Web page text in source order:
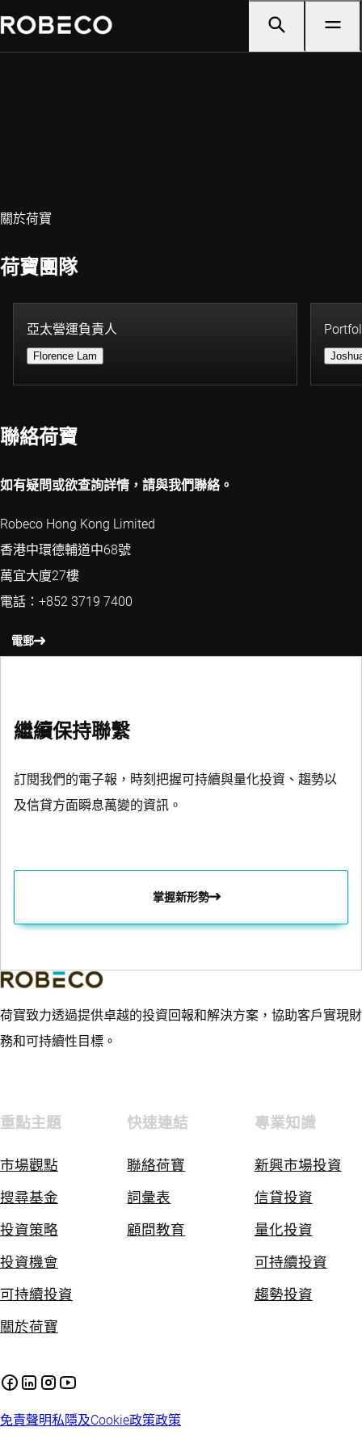
關於荷寶
荷寶團隊
亞太營運負責人
Florence Lam
聯絡荷寶
如有疑問或欲查詢詳情，請與我們聯絡。
Robeco Hong Kong Limited
香港中環德輔道中68號
萬宜大廈27樓
電話：+852 3719 7400
電郵
繼續保持聯繫
訂閱我們的電子報，時刻把握可持續與量化投資、趨勢以
及信貸方面瞬息萬變的資訊。
掌握新形勢
荷寶致力透過提供卓越的投資回報和解決方案，協助客戶實現財
務和可持續性目標。
重點主題
市場觀點
搜尋基金
投資策略
投資機會
可持續投資
關於荷寶
快速連結
聯絡荷寶
詞彙表
顧問教育
專業知識
新興市場投資
信貸投資
量化投資
可持續投資
趨勢投資
免責聲明私隱及Cookie政策政策